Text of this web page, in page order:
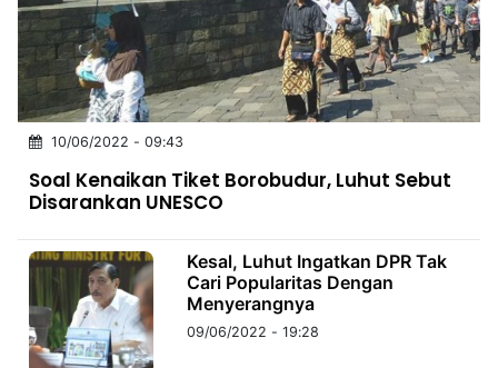
INDONESIA
Partner
NTB
Time
IDN
Jogja
Rakyat
News
Notice
Baru
Follow
Kabarbaru
10/06/2022 - 09:43
Soal Kenaikan Tiket Borobudur, Luhut Sebut
Disarankan UNESCO
Kesal, Luhut Ingatkan DPR Tak
Cari Popularitas Dengan
Menyerangnya
09/06/2022 - 19:28